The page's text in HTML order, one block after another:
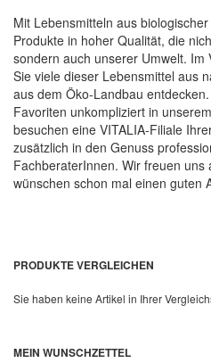
Mit Lebensmitteln aus
Produkte in hoher Qualität, die
sondern auch unserer Umwelt. Im
Sie viele dieser Lebensmittel aus
aus dem Öko-Landbau
Favoriten unkompliziert in
besuchen eine VITALIA-Filiale
zusätzlich in den Genuss
FachberaterInnen. Wir freuen uns
wünschen schon mal einen guten
PRODUKTE VERGLEICHEN
Sie haben keine Artikel in Ihrer
MEIN WUNSCHZETTEL